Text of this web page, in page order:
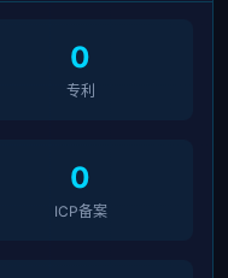
0
专利
0
ICP备案